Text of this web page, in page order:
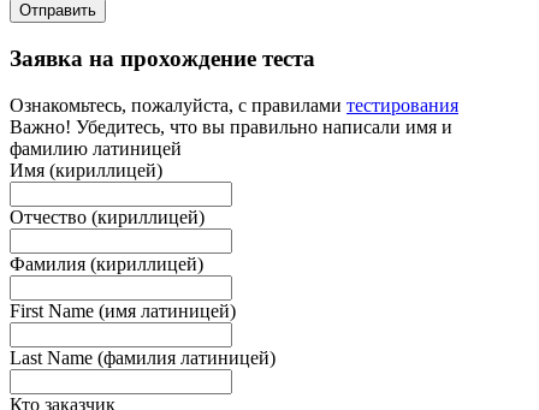
Отправить
Заявка на прохождение теста
Ознакомьтесь, пожалуйста, с правилами тестирования
Важно! Убедитесь, что вы правильно написали имя и
фамилию латиницей
Имя (кириллицей)
Отчество (кириллицей)
Фамилия (кириллицей)
First Name (имя латиницей)
Last Name (фамилия латиницей)
Кто заказчик